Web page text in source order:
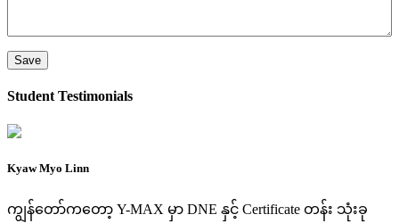
Student Testimonials
Kyaw Myo Linn
ကျွန်တော်ကတော့ Y-MAX မှာ DNE နှင့် Certificate တန်း သုံးခု